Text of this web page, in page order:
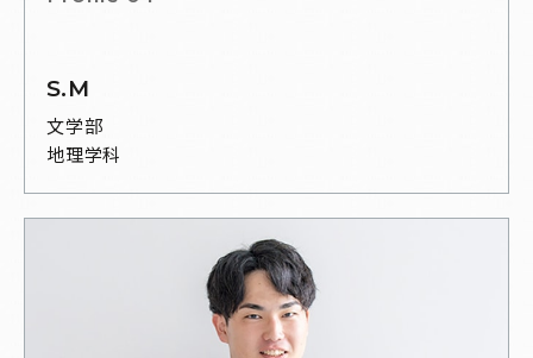
S.M
文学部
地理学科